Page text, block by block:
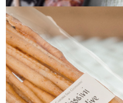
Schenken mit
italienische
die von